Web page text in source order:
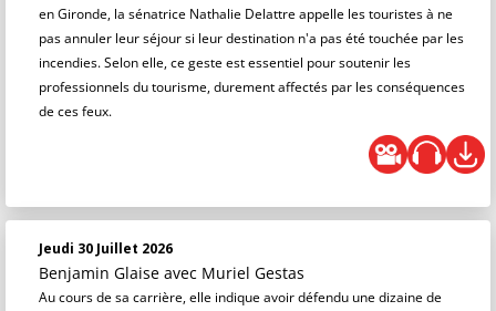
en Gironde, la sénatrice Nathalie Delattre appelle les touristes à ne
pas annuler leur séjour si leur destination n'a pas été touchée par les
incendies. Selon elle, ce geste est essentiel pour soutenir les
professionnels du tourisme, durement affectés par les conséquences
de ces feux.
Jeudi 30 Juillet 2026
Benjamin Glaise avec Muriel Gestas
Au cours de sa carrière, elle indique avoir défendu une dizaine de